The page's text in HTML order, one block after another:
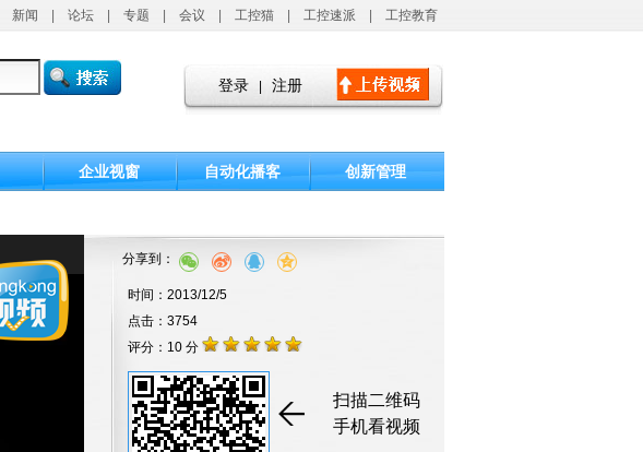
新闻 论坛 专题 会议 工控猫 工控速派 工控教育
登录 注册
企业视窗 自动化播客 创新管理
分享到：
时间：2013/12/5
点击：3754
评分：10 分
扫描二维码
手机看视频